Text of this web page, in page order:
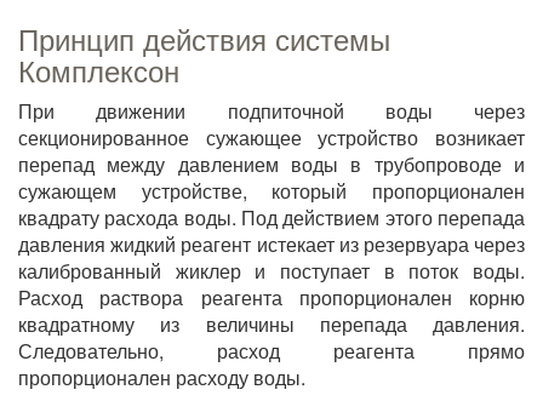
Принцип действия системы
Комплексон
При движении подпиточной воды через
секционированное сужающее устройство возникает
перепад между давлением воды в трубопроводе и
сужающем устройстве, который пропорционален
квадрату расхода воды. Под действием этого перепада
давления жидкий реагент истекает из резервуара через
калиброванный жиклер и поступает в поток воды.
Расход раствора реагента пропорционален корню
квадратному из величины перепада давления.
Следовательно, расход реагента прямо
пропорционален расходу воды.